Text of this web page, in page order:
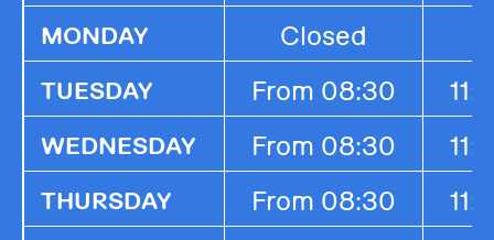
MONDAY Closed
TUESDAY From 08:30
WEDNESDAY From 08:30
THURSDAY From 08:30